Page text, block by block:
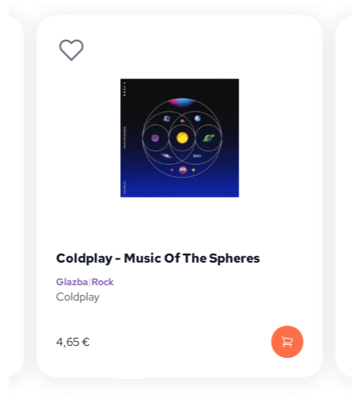
Coldplay - Music Of The Spheres
Glazba|Rock
Coldplay
4,65€